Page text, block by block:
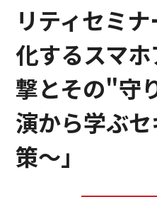
リティセミ
化するスマ
撃とその"守
演から学ぶ
策〜」